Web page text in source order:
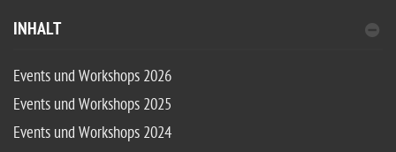
INHALT
Events und Workshops 2026
Events und Workshops 2025
Events und Workshops 2024